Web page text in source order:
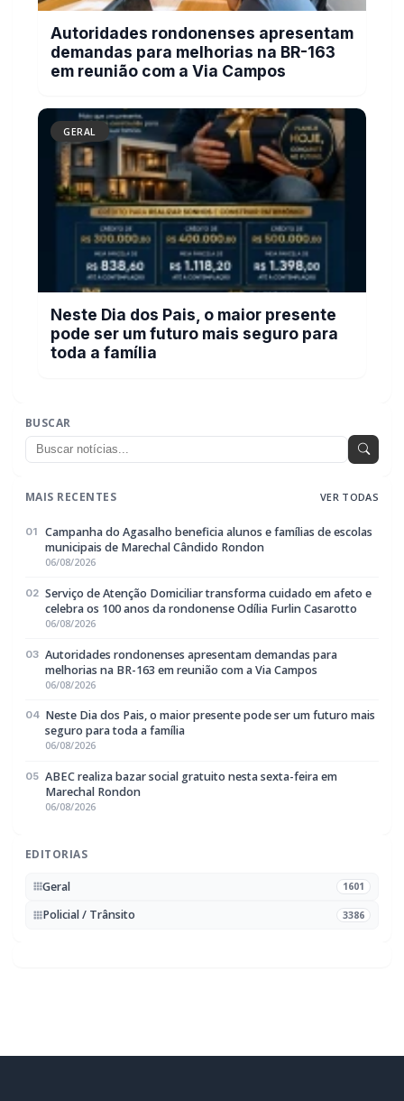
Autoridades rondonenses apresentam
demandas para melhorias na BR-163
em reunião com a Via Campos
GERAL
Neste Dia dos Pais, o maior presente
pode ser um futuro mais seguro para
toda a família
BUSCAR
MAIS RECENTES VER TODAS
01
Campanha do Agasalho beneficia alunos e famílias de escolas
municipais de Marechal Cândido Rondon
06/08/2026
02 Serviço de Atenção Domiciliar transforma cuidado em afeto e
celebra os 100 anos da rondonense Odília Furlin Casarotto
06/08/2026
03 Autoridades rondonenses apresentam demandas para
melhorias na BR-163 em reunião com a Via Campos
06/08/2026
04 Neste Dia dos Pais, o maior presente pode ser um futuro mais
seguro para toda a família
06/08/2026
05 ABEC realiza bazar social gratuito nesta sexta-feira em
Marechal Rondon
06/08/2026
EDITORIAS
Geral 1601
Policial / Trânsito 3386